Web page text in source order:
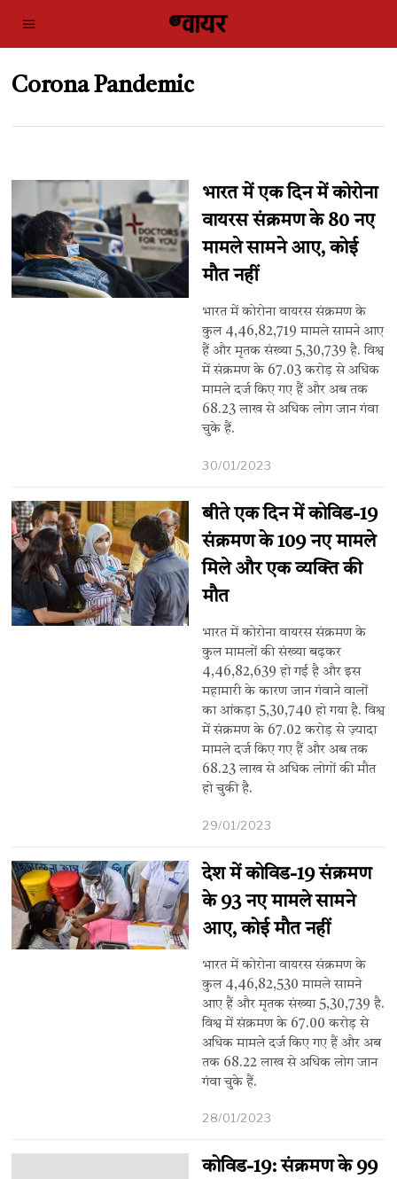
Corona Pandemic
भारत में एक दिन में कोरोना
वायरस संक्रमण के 80 नए
मामले सामने आए, कोई
मौत नहीं
भारत में कोरोना वायरस संक्रमण के
कुल 4,46,82,719 मामले सामने आए
हैं और मृतक संख्या 5,30,739 है. विश्व
में संक्रमण के 67.03 करोड़ से अधिक
मामले दर्ज किए गए हैं और अब तक
68.23 लाख से अधिक लोग जान गंवा
चुके हैं.
30/01/2023
बीते एक दिन में कोविड-19
संक्रमण के 109 नए मामले
मिले और एक व्यक्ति की
मौत
भारत में कोरोना वायरस संक्रमण के
कुल मामलों की संख्या बढ़कर
4,46,82,639 हो गई है और इस
महामारी के कारण जान गंवाने वालों
का आंकड़ा 5,30,740 हो गया है. विश्व
में संक्रमण के 67.02 करोड़ से ज़्यादा
मामले दर्ज किए गए हैं और अब तक
68.23 लाख से अधिक लोगों की मौत
हो चुकी है.
29/01/2023
देश में कोविड-19 संक्रमण
के 93 नए मामले सामने
आए, कोई मौत नहीं
भारत में कोरोना वायरस संक्रमण के
कुल 4,46,82,530 मामले सामने
आए हैं और मृतक संख्या 5,30,739 है.
विश्व में संक्रमण के 67.00 करोड़ से
अधिक मामले दर्ज किए गए हैं और अब
तक 68.22 लाख से अधिक लोग जान
गंवा चुके हैं.
28/01/2023
कोविड-19: संक्रमण के 99